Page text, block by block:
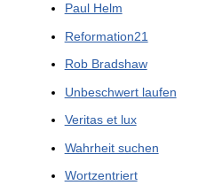
Paul Helm
Reformation21
Rob Bradshaw
Unbeschwert laufen
Veritas et lux
Wahrheit suchen
Wortzentriert